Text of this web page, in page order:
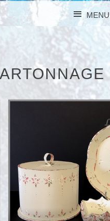
MENU
SKIP TO CONTENT